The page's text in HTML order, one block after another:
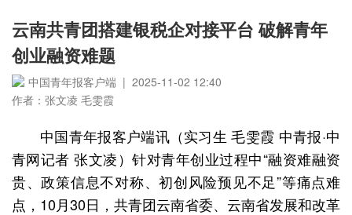
云南共青团搭建银税企对接平台 破解青年
创业融资难题
中国青年报客户端 | 2025-11-02 12:40
作者：张文凌 毛雯霞
中国青年报客户端讯（实习生 毛雯霞 中青报·中
青网记者 张文凌）针对青年创业过程中“融资难融资
贵、政策信息不对称、初创风险预见不足”等痛点难
点，10月30日，共青团云南省委、云南省发展和改革